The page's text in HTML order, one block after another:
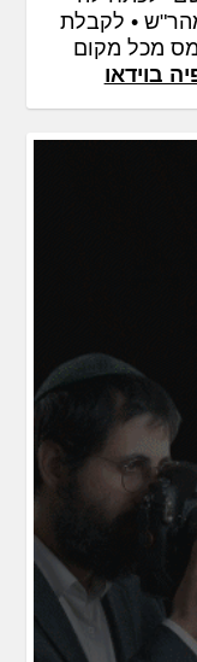
• לקבלת
מכל מקום
בוידאו